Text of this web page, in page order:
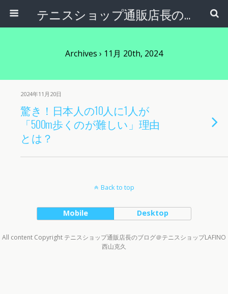
テニスショップ通販店長のブログ＠テニスショップLAFINO 西山克久
Archives › 11月 20th, 2024
2024年11月20日
驚き！日本人の10人に1人が
「500m歩くのが難しい」理由
とは？
Back to top
Mobile Desktop
All content Copyright テニスショップ通販店長のブログ＠テニスショップLAFINO
西山克久